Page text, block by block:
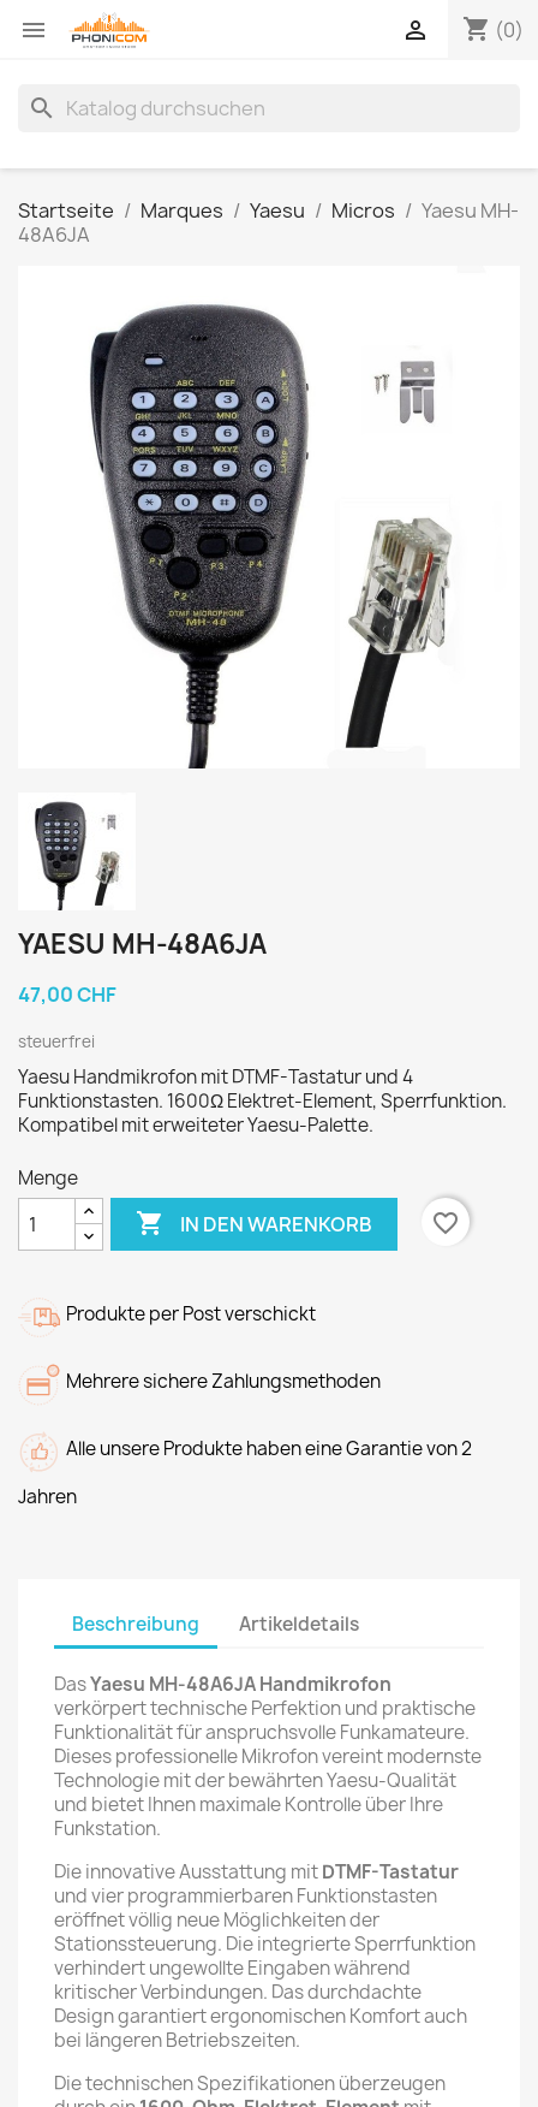
 shopping_cart (0)

search
Startseite Marques Yaesu Micros
Yaesu MH-
48A6JA
YAESU MH-48A6JA
47,00 CHF
steuerfrei
Yaesu Handmikrofon mit DTMF-Tastatur und 4
Funktionstasten. 1600Ω Elektret-Element, Sperrfunktion.
Kompatibel mit erweiteter Yaesu-Palette.
Menge
 IN DEN WARENKORB favorite_border
Produkte per Post verschickt
Mehrere sichere Zahlungsmethoden
Alle unsere Produkte haben eine Garantie von 2
Jahren
Beschreibung Artikeldetails
DasYaesu MH-48A6JA Handmikrofon
verkörpert technische Perfektion und praktische
Funktionalität für anspruchsvolle Funkamateure.
Dieses professionelle Mikrofon vereint modernste
Technologie mit der bewährten Yaesu-Qualität
und bietet Ihnen maximale Kontrolle über Ihre
Funkstation.
Die innovative Ausstattung mitDTMF-Tastatur
und vier programmierbaren Funktionstasten
eröffnet völlig neue Möglichkeiten der
Stationssteuerung. Die integrierte Sperrfunktion
verhindert ungewollte Eingaben während
kritischer Verbindungen. Das durchdachte
Design garantiert ergonomischen Komfort auch
bei längeren Betriebszeiten.
Die technischen Spezifikationen überzeugen